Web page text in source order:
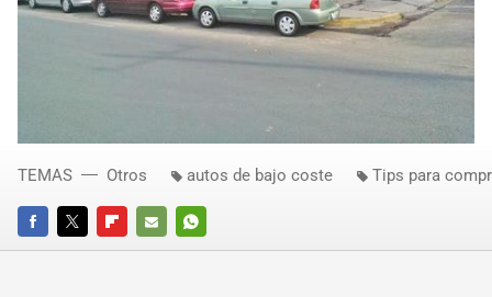
FACEBOOKTWITTERFLIPBOARD
E-
WHATSAPP
TEMAS Otros autos de bajo coste Tips para